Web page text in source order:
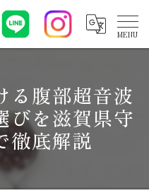
る腹部超音波
びを滋賀県守
徹底解説